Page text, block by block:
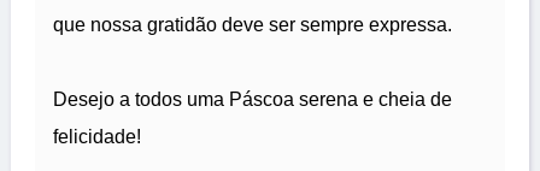
que nossa gratidão deve ser sempre expressa.
Desejo a todos uma Páscoa serena e cheia de
felicidade!